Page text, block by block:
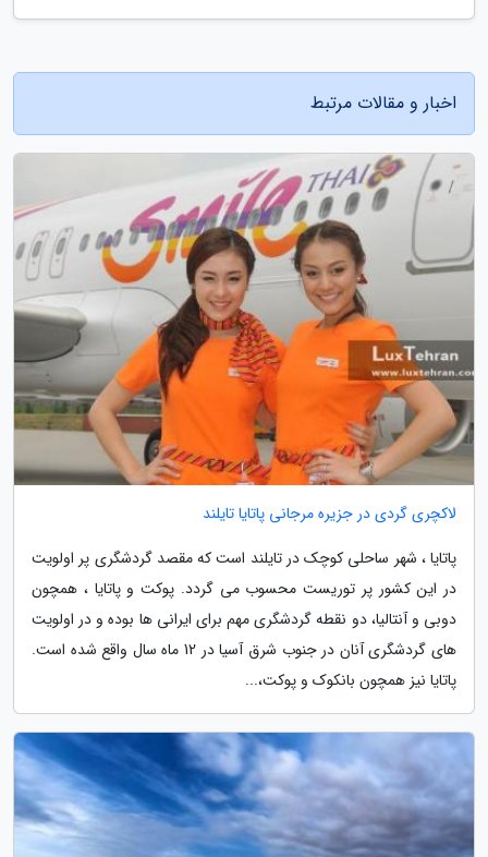
اخبار و مقالات مرتبط
لاکچری گردی در جزیره مرجانی پاتایا تایلند
پاتایا ، شهر ساحلی کوچک در تایلند است که مقصد گردشگری پر اولویت
در این کشور پر توریست محسوب می گردد. پوکت و پاتایا ، همچون
دوبی و آنتالیا، دو نقطه گردشگری مهم برای ایرانی ها بوده و در اولویت
های گردشگری آنان در جنوب شرق آسیا در 12 ماه سال واقع شده است.
پاتایا نیز همچون بانکوک و پوکت،...